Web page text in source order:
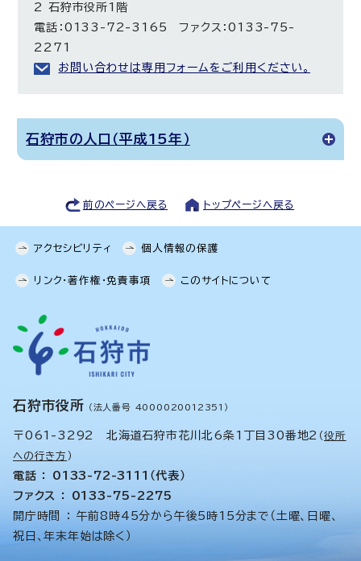
2 石狩市役所1階
電話：0133-72-3165 ファクス：0133-75-
2271
お問い合わせは専用フォームをご利用ください。
石狩市の人口（平成15年）
前のページへ戻る トップページへ戻る
アクセシビリティ 個人情報の保護
リンク・著作権・免責事項 このサイトについて
石狩市役所 （法人番号 4000020012351）
〒061-3292 北海道石狩市花川北6条1丁目30番地2 （役所
への行き方 ）
電話 ： 0133-72-3111（代表）
ファクス ： 0133-75-2275
開庁時間 ： 午前8時45分から午後5時15分まで（土曜、日曜、
祝日、年末年始は除く）